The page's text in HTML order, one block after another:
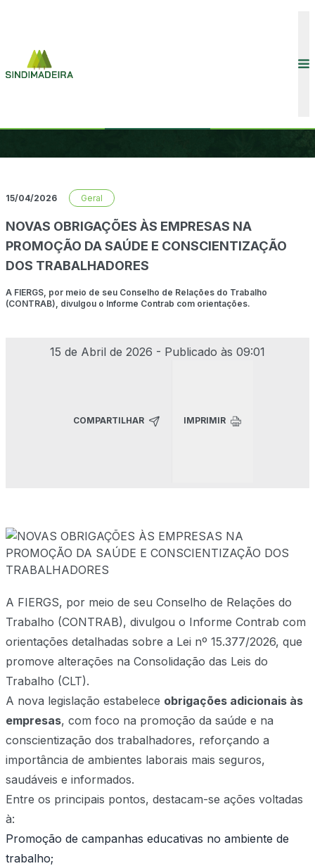
COMUNICAÇÃO
SERVIÇOS
15/04/2026 Geral
NOVAS OBRIGAÇÕES ÀS EMPRESAS NA
PROMOÇÃO DA SAÚDE E CONSCIENTIZAÇÃO
DOS TRABALHADORES
A FIERGS, por meio de seu Conselho de Relações do Trabalho
(CONTRAB), divulgou o Informe Contrab com orientações.
15 de Abril de 2026 - Publicado às 09:01
COMPARTILHAR IMPRIMIR
A FIERGS, por meio de seu Conselho de Relações do
Trabalho (CONTRAB), divulgou o Informe Contrab com
orientações detalhadas sobre a Lei nº 15.377/2026, que
promove alterações na Consolidação das Leis do
Trabalho (CLT).
A nova legislação estabelece obrigações adicionais às
empresas, com foco na promoção da saúde e na
conscientização dos trabalhadores, reforçando a
importância de ambientes laborais mais seguros,
saudáveis e informados.
Entre os principais pontos, destacam-se ações voltadas
à:
Promoção de campanhas educativas no ambiente de
trabalho;